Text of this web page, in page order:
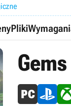
Pliki